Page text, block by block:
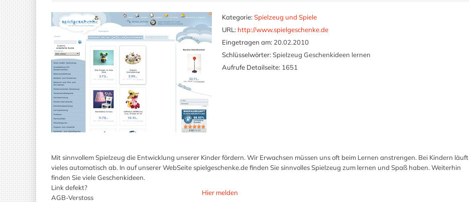
Kategorie: Spielzeug und Spiele
URL: http://www.spielgeschenke.de
Eingetragen am: 20.02.2010
Schlüsselwörter: Spielzeug Geschenkideen lernen
Aufrufe Detailseite: 1651
Mit sinnvollem Spielzeug die Entwicklung unserer Kinder fördern. Wir Erwachsen müssen uns oft beim Lernen anstrengen. Bei Kindern läuft
vieles automatisch ab. In auf unserer WebSeite spielgeschenke.de finden Sie sinnvolles Spielzeug zum lernen und Spaß haben. Weiterhin
finden Sie viele Geschenkideen.
Link defekt?
AGB-Verstoss
Hier melden